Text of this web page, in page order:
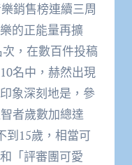
銷售榜連續三周
的正能量再擴
，在數百件投稿
名中，赫然出現
象深刻地是，參
者歲數加總達
到15歲，相當可
「評審團可愛